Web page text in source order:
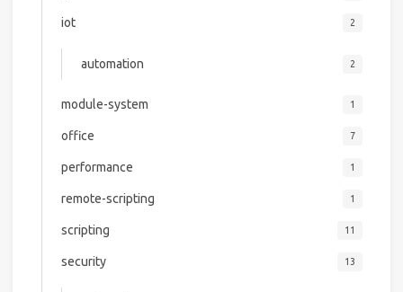
iot 2
automation 2
module-system 1
office 7
performance 1
remote-scripting 1
scripting 11
security 13